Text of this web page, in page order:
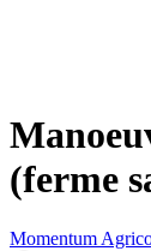
(ferme
Momentum